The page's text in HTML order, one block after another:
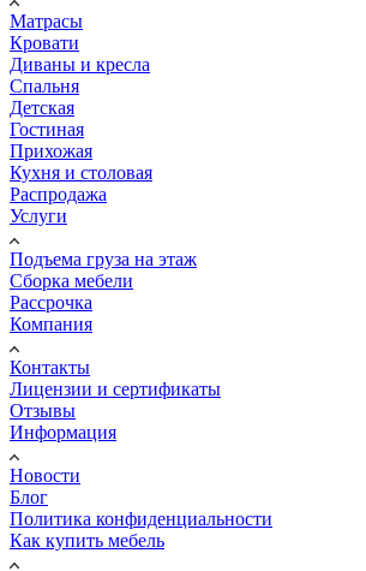
Матрасы
Кровати
Диваны и кресла
Спальня
Детская
Гостиная
Прихожая
Кухня и столовая
Распродажа
Услуги
Подъема груза на этаж
Сборка мебели
Рассрочка
Компания
Контакты
Лицензии и сертификаты
Отзывы
Информация
Новости
Блог
Политика конфиденциальности
Как купить мебель